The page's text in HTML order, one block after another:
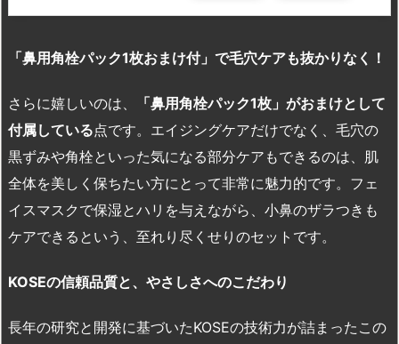
「鼻用角栓パック1枚おまけ付」で毛穴ケアも抜かりなく！
さらに嬉しいのは、 「鼻用角栓パック1枚」がおまけとして
付属している点です。エイジングケアだけでなく、毛穴の
黒ずみや角栓といった気になる部分ケアもできるのは、肌
全体を美しく保ちたい方にとって非常に魅力的です。フェ
イスマスクで保湿とハリを与えながら、小鼻のザラつきも
ケアできるという、至れり尽くせりのセットです。
KOSEの信頼品質と、やさしさへのこだわり
長年の研究と開発に基づいたKOSEの技術力が詰まったこの